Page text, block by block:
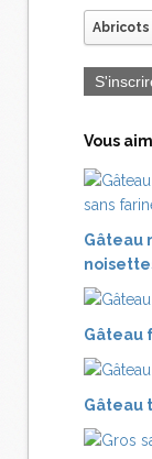
Abricots
Vous
Gâteau
Gâteau
Gâteau